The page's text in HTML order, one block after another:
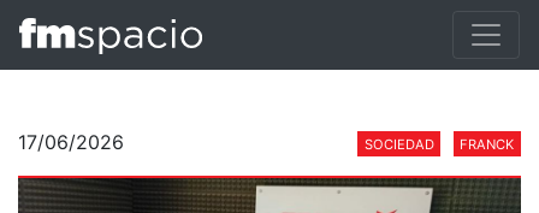
17/06/2026 SOCIEDAD FRANCK